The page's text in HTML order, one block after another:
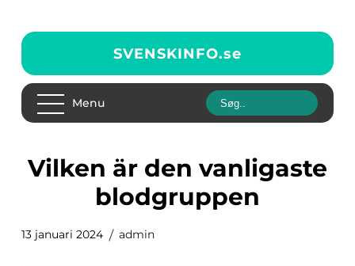
SVENSKINFO.se
Menu
vilken är den vanligaste
blodgruppen
13 januari 2024 admin